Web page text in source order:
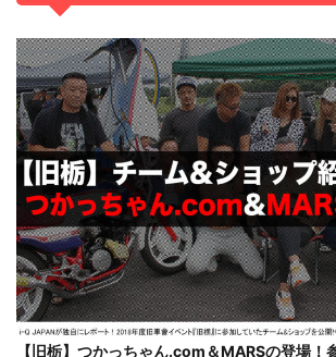
【旧栃】つかっちゃん.com＆MARSの登場！